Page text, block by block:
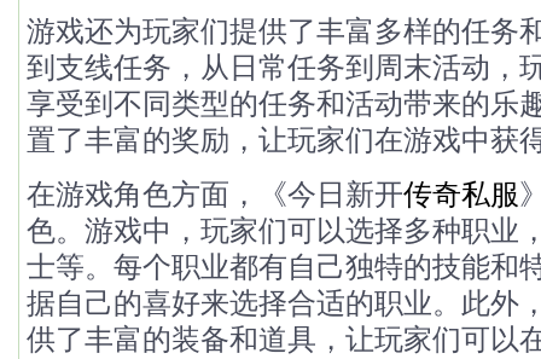
游戏还为玩家们提供了丰富多样的任务
到支线任务，从日常任务到周末活动，
享受到不同类型的任务和活动带来的乐
置了丰富的奖励，让玩家们在游戏中获
在游戏角色方面，《今日新开传奇私服
色。游戏中，玩家们可以选择多种职业
士等。每个职业都有自己独特的技能和
据自己的喜好来选择合适的职业。此外
供了丰富的装备和道具，让玩家们可以